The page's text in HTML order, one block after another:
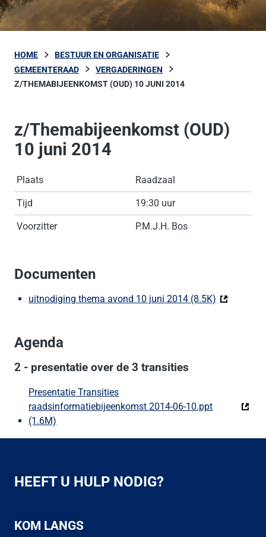
HOME
BESTUUR EN ORGANISATIE
GEMEENTERAAD
VERGADERINGEN
Z/THEMABIJEENKOMST (OUD) 10 JUNI 2014
z/Themabijeenkomst (OUD)
10 juni 2014
Plaats Raadzaal
Tijd 19:30 uur
Voorzitter P.M.J.H. Bos
Documenten
uitnodiging thema avond 10 juni 2014 (8.5K) (Deze link
Agenda
2 - presentatie over de 3 transities
Presentatie Transities
raadsinformatiebijeenkomst 2014-06-10.ppt
(1.6M)
HEEFT U HULP NODIG?
KOM LANGS